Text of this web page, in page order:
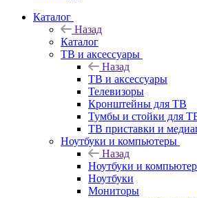
Каталог
Назад
Каталог
ТВ и аксессуары
Назад
ТВ и аксессуары
Телевизоры
Кронштейны для ТВ
Тумбы и стойки для
ТВ приставки и
Ноутбуки и компьютеры
Назад
Ноутбуки и
Ноутбуки
Мониторы